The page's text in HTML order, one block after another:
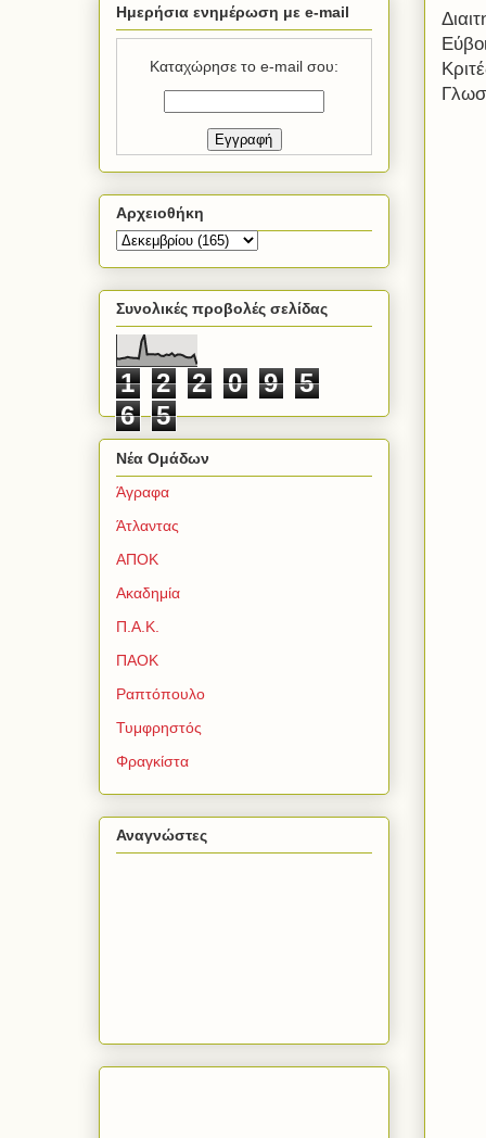
Ημερήσια ενημέρωση με e-mail
Καταχώρησε το e-mail σου:
Αρχειοθήκη
Συνολικές προβολές σελίδας
1 2 2 0 9
5
6
5
Νέα Ομάδων
Άγραφα
Άτλαντας
ΑΠΟΚ
Ακαδημία
Π.Α.Κ.
ΠΑΟΚ
Ραπτόπουλο
Τυμφρηστός
Φραγκίστα
Αναγνώστες